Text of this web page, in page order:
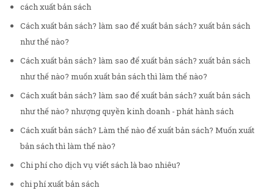
cách xuất bản sách
Cách xuất bản sách? làm sao để xuất bản sách? xuất bản sách
như thế nào?
Cách xuất bản sách? làm sao để xuất bản sách? xuất bản sách
như thế nào? muốn xuất bản sách thì làm thế nào?
Cách xuất bản sách? làm sao để xuất bản sách? xuất bản sách
như thế nào? nhượng quyền kinh doanh - phát hành sách
Cách xuất bản sách? Làm thế nào để xuất bản sách? Muốn xuất
bản sách thì làm thế nào?
Chi phí cho dịch vụ viết sách là bao nhiêu?
chi phí xuất bản sách